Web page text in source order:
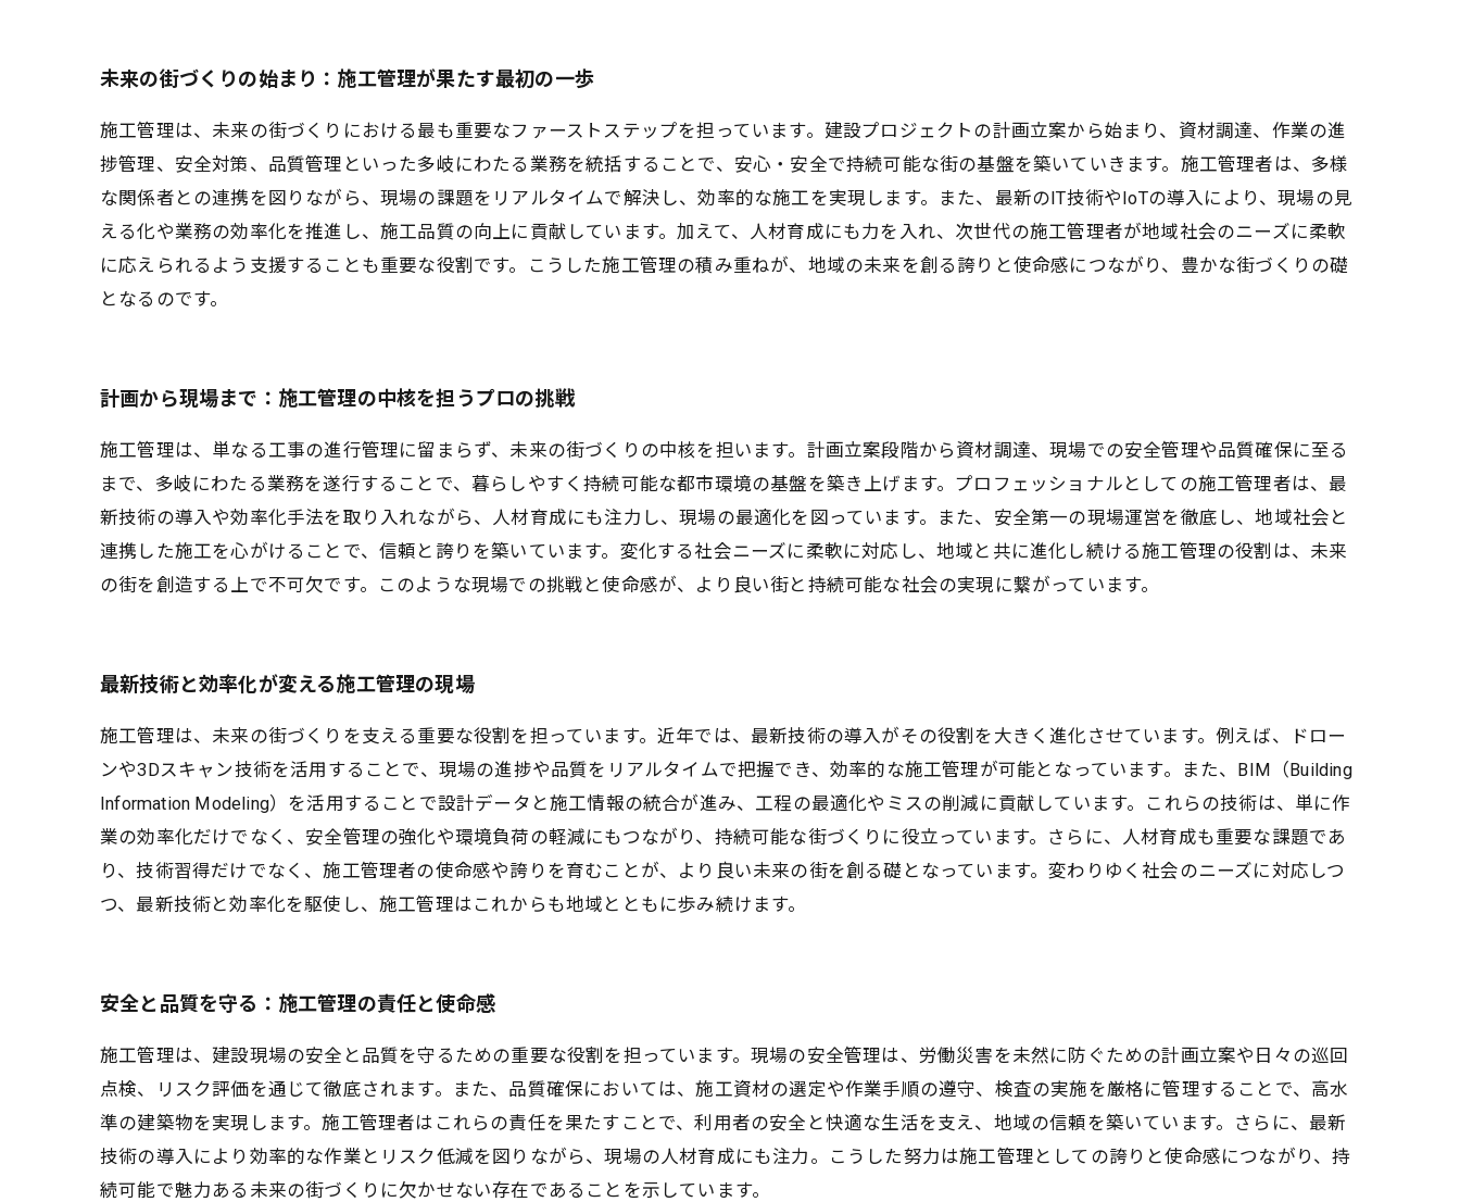
施工管理の誇りと未来への貢献：持続可能な街づくりの鍵
未来の街づくりの始まり：施工管理が果たす最初の一歩
施工管理は、未来の街づくりにおける最も重要なファーストステップを担っています。建設プロジェクトの計画立案から始まり、資材調達、作業の進
捗管理、安全対策、品質管理といった多岐にわたる業務を統括することで、安心・安全で持続可能な街の基盤を築いていきます。施工管理者は、多様
な関係者との連携を図りながら、現場の課題をリアルタイムで解決し、効率的な施工を実現します。また、最新のIT技術やIoTの導入により、現場の見
える化や業務の効率化を推進し、施工品質の向上に貢献しています。加えて、人材育成にも力を入れ、次世代の施工管理者が地域社会のニーズに柔軟
に応えられるよう支援することも重要な役割です。こうした施工管理の積み重ねが、地域の未来を創る誇りと使命感につながり、豊かな街づくりの礎
となるのです。
計画から現場まで：施工管理の中核を担うプロの挑戦
施工管理は、単なる工事の進行管理に留まらず、未来の街づくりの中核を担います。計画立案段階から資材調達、現場での安全管理や品質確保に至る
まで、多岐にわたる業務を遂行することで、暮らしやすく持続可能な都市環境の基盤を築き上げます。プロフェッショナルとしての施工管理者は、最
新技術の導入や効率化手法を取り入れながら、人材育成にも注力し、現場の最適化を図っています。また、安全第一の現場運営を徹底し、地域社会と
連携した施工を心がけることで、信頼と誇りを築いています。変化する社会ニーズに柔軟に対応し、地域と共に進化し続ける施工管理の役割は、未来
の街を創造する上で不可欠です。このような現場での挑戦と使命感が、より良い街と持続可能な社会の実現に繋がっています。
最新技術と効率化が変える施工管理の現場
施工管理は、未来の街づくりを支える重要な役割を担っています。近年では、最新技術の導入がその役割を大きく進化させています。例えば、ドロー
ンや3Dスキャン技術を活用することで、現場の進捗や品質をリアルタイムで把握でき、効率的な施工管理が可能となっています。また、BIM（Building
Information Modeling）を活用することで設計データと施工情報の統合が進み、工程の最適化やミスの削減に貢献しています。これらの技術は、単に作
業の効率化だけでなく、安全管理の強化や環境負荷の軽減にもつながり、持続可能な街づくりに役立っています。さらに、人材育成も重要な課題であ
り、技術習得だけでなく、施工管理者の使命感や誇りを育むことが、より良い未来の街を創る礎となっています。変わりゆく社会のニーズに対応しつ
つ、最新技術と効率化を駆使し、施工管理はこれからも地域とともに歩み続けます。
安全と品質を守る：施工管理の責任と使命感
施工管理は、建設現場の安全と品質を守るための重要な役割を担っています。現場の安全管理は、労働災害を未然に防ぐための計画立案や日々の巡回
点検、リスク評価を通じて徹底されます。また、品質確保においては、施工資材の選定や作業手順の遵守、検査の実施を厳格に管理することで、高水
準の建築物を実現します。施工管理者はこれらの責任を果たすことで、利用者の安全と快適な生活を支え、地域の信頼を築いています。さらに、最新
技術の導入により効率的な作業とリスク低減を図りながら、現場の人材育成にも注力。こうした努力は施工管理としての誇りと使命感につながり、持
続可能で魅力ある未来の街づくりに欠かせない存在であることを示しています。